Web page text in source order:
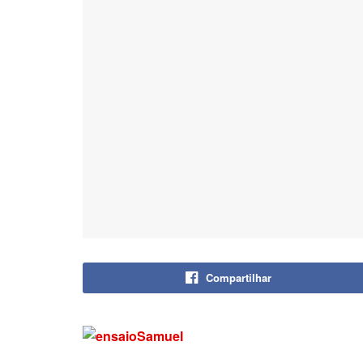
Compartilhar